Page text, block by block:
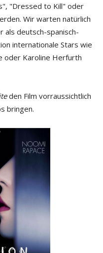
"Dressed to Kill" oder
Wir warten natürlich
als deutsch-spanisch-
internationale Stars wie
oder Karoline Herfurth
den Film vorraussichtlich
bringen.